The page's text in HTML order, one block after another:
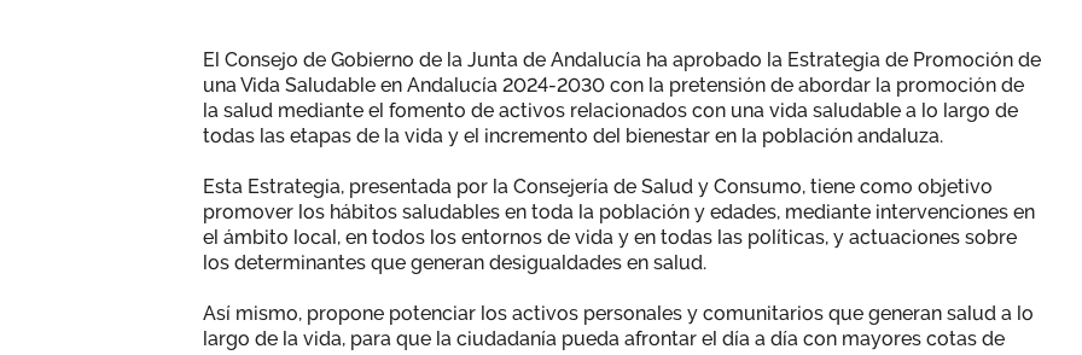
El Consejo de Gobierno de la Junta de Andalucía ha aprobado la Estrategia de Promoción de
una Vida Saludable en Andalucía 2024-2030 con la pretensión de abordar la promoción de
la salud mediante el fomento de activos relacionados con una vida saludable a lo largo de
todas las etapas de la vida y el incremento del bienestar en la población andaluza.
Esta Estrategia, presentada por la Consejería de Salud y Consumo, tiene como objetivo
promover los hábitos saludables en toda la población y edades, mediante intervenciones en
el ámbito local, en todos los entornos de vida y en todas las políticas, y actuaciones sobre
los determinantes que generan desigualdades en salud.
Así mismo, propone potenciar los activos personales y comunitarios que generan salud a lo
largo de la vida, para que la ciudadanía pueda afrontar el día a día con mayores cotas de